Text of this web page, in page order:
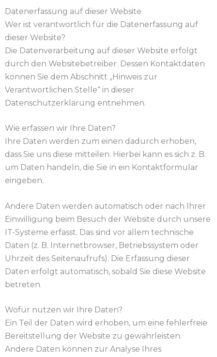
Datenerfassung auf dieser Website
Wer ist verantwortlich für die Datenerfassung auf
dieser Website?
Die Datenverarbeitung auf dieser Website erfolgt
durch den Websitebetreiber. Dessen Kontaktdaten
können Sie dem Abschnitt „Hinweis zur
Verantwortlichen Stelle“ in dieser
Datenschutzerklärung entnehmen.
Wie erfassen wir Ihre Daten?
Ihre Daten werden zum einen dadurch erhoben,
dass Sie uns diese mitteilen. Hierbei kann es sich z. B.
um Daten handeln, die Sie in ein Kontaktformular
eingeben.
Andere Daten werden automatisch oder nach Ihrer
Einwilligung beim Besuch der Website durch unsere
IT-Systeme erfasst. Das sind vor allem technische
Daten (z. B. Internetbrowser, Betriebssystem oder
Uhrzeit des Seitenaufrufs). Die Erfassung dieser
Daten erfolgt automatisch, sobald Sie diese Website
betreten.
Wofür nutzen wir Ihre Daten?
Ein Teil der Daten wird erhoben, um eine fehlerfreie
Bereitstellung der Website zu gewährleisten.
Andere Daten können zur Analyse Ihres